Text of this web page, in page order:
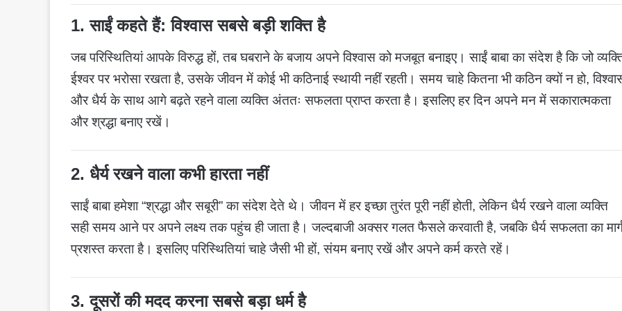
1. साईं कहते हैं: विश्वास सबसे बड़ी शक्ति है
जब परिस्थितियां आपके विरुद्ध हों, तब घबराने के बजाय अपने विश्वास को मजबूत बनाइए। साईं बाबा का संदेश है कि जो
ईश्वर पर भरोसा रखता है, उसके जीवन में कोई भी कठिनाई स्थायी नहीं रहती। समय चाहे कितना भी कठिन क्यों न हो,
और धैर्य के साथ आगे बढ़ते रहने वाला व्यक्ति अंततः सफलता प्राप्त करता है। इसलिए हर दिन अपने मन में सकारात्मकता
और श्रद्धा बनाए रखें।
2. धैर्य रखने वाला कभी हारता नहीं
साईं बाबा हमेशा “श्रद्धा और सबूरी” का संदेश देते थे। जीवन में हर इच्छा तुरंत पूरी नहीं होती, लेकिन धैर्य रखने वाला व्यक्ति
सही समय आने पर अपने लक्ष्य तक पहुंच ही जाता है। जल्दबाजी अक्सर गलत फैसले करवाती है, जबकि धैर्य सफलता का
प्रशस्त करता है। इसलिए परिस्थितियां चाहे जैसी भी हों, संयम बनाए रखें और अपने कर्म करते रहें।
3. दूसरों की मदद करना सबसे बड़ा धर्म है